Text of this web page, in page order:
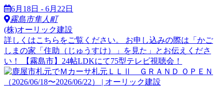
6月18日 - 6月22日
霧島市隼人町
(株)オーリック建設
詳しくはこちらをご覧ください。 お申し込みの際は「かご
しまの家「住助（じゅうすけ）」を見た」とお伝えくださ
い！ 【霧島市】24帖LDKにて75型テレビ視聴会！